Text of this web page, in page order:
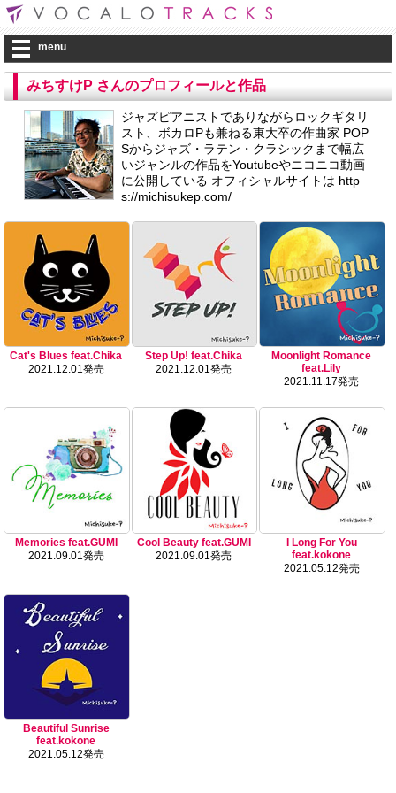
menu
みちすけP さんのプロフィールと作品
ジャズピアニストでありながらロックギタリ
スト、ボカロPも兼ねる東大卒の作曲家 POP
Sからジャズ・ラテン・クラシックまで幅広
いジャンルの作品をYoutubeやニコニコ動画
に公開している オフィシャルサイトは http
s://michisukep.com/
Cat's Blues feat.Chika
2021.12.01発売
Step Up! feat.Chika
2021.12.01発売
Moonlight Romance
feat.Lily
2021.11.17発売
Memories feat.GUMI
2021.09.01発売
Cool Beauty feat.GUMI
2021.09.01発売
I Long For You
feat.kokone
2021.05.12発売
Beautiful Sunrise
feat.kokone
2021.05.12発売